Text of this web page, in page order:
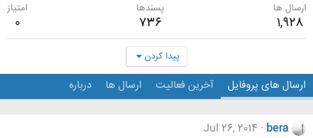
ارسال ها
1,928
پسندها
736
امتیاز
0
پیدا کردن
ارسال های پروفایل آخرین فعالیت ارسال ها درباره
bera
Jul 26, 2014